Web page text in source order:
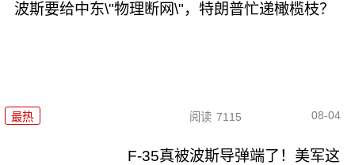
波斯要给中东\"物理断网\"，特朗普忙递橄榄枝？
最热 阅读 7115 08-04
F-35真被波斯导弹端了！美军这